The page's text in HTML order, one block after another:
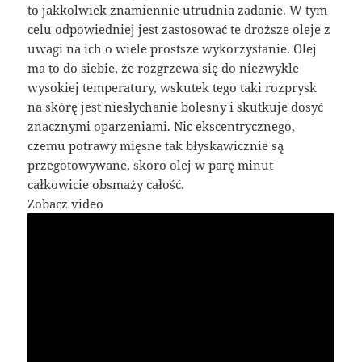
to jakkolwiek znamiennie utrudnia zadanie. W tym
celu odpowiedniej jest zastosować te droższe oleje z
uwagi na ich o wiele prostsze wykorzystanie. Olej
ma to do siebie, że rozgrzewa się do niezwykle
wysokiej temperatury, wskutek tego taki rozprysk
na skórę jest niesłychanie bolesny i skutkuje dosyć
znacznymi oparzeniami. Nic ekscentrycznego,
czemu potrawy mięsne tak błyskawicznie są
przegotowywane, skoro olej w parę minut
całkowicie obsmaży całość.
Zobacz video